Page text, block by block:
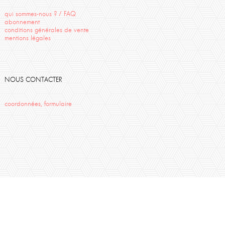
qui sommes-nous ? / FAQ
abonnement
conditions générales de vente
mentions légales
NOUS CONTACTER
coordonnées, formulaire